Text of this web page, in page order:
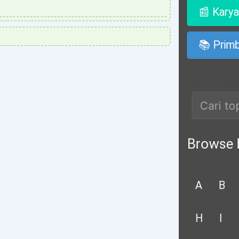
📰
📚
Browse
A B
H I